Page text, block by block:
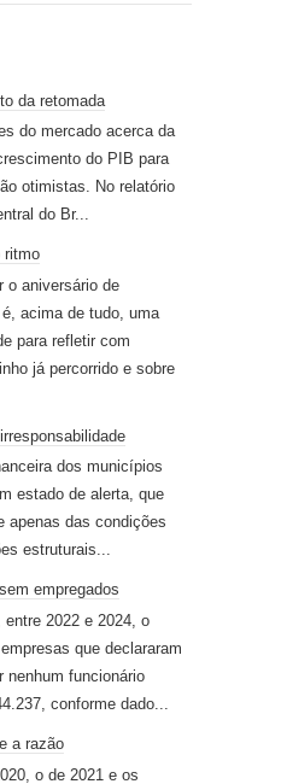
da retomada
do mercado acerca da
do PIB para
otimistas. No relatório
do Br...
ritmo
o aniversário de
acima de tudo, uma
para refletir com
já percorrido e sobre
dos municípios
estado de alerta, que
apenas das condições
estruturais...
empregados
entre 2022 e 2024, o
que declararam
nenhum funcionário
conforme dado...
a razão
o de 2021 e os